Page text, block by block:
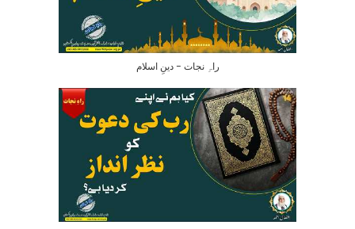
راہِ نجات – دینِ اسلام